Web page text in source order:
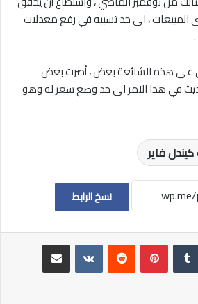
، الى حد تسببه في رفع معدلات
.
على هذه الشائعة بعض ، أصرت بعض
في هذا الامر الى حد وضع سعر له وهو
كيندل فاير
نسخ الرابط
بينتيريست
مشاركة عبر البريد